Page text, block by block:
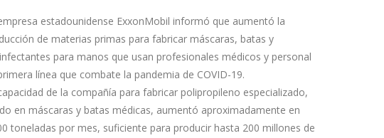
estadounidense ExxonMobil informó que aumentó la
de materias primas para fabricar máscaras, batas y
para manos que usan profesionales médicos y personal
línea que combate la pandemia de COVID-19.
de la compañía para fabricar polipropileno especializado,
en máscaras y batas médicas, aumentó aproximadamente en
toneladas por mes, suficiente para producir hasta 200 millones de